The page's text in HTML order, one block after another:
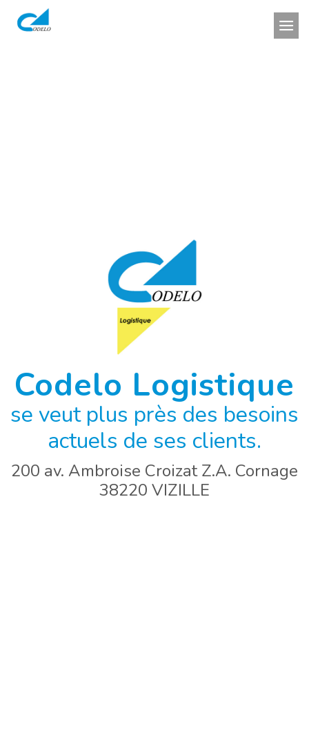
Codelo Logistique
se veut plus près des besoins
actuels de ses clients.
200 av. Ambroise Croizat Z.A. Cornage
38220 VIZILLE